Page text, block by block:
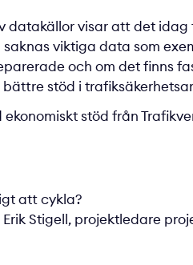
datakällor visar att det
viktiga data som
och om det finns
stöd i
stöd från
att cykla?
Erik Stigell, projektledare